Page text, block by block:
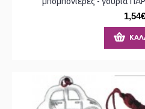
1,54€